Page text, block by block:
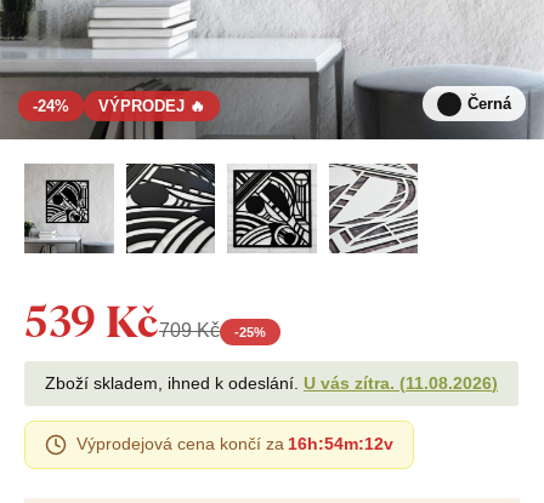
-24% VÝPRODEJ 🔥 Černá
539 Kč709 Kč -25%
Zboží skladem, ihned k odeslání. U vás zítra. (11.08.2026)
Výprodejová cena končí za 16h:54m:11v